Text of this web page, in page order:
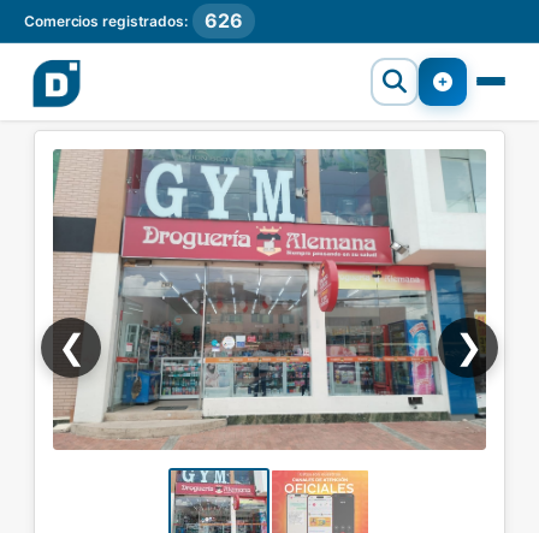
Comercios registrados: 626
❮ ❯